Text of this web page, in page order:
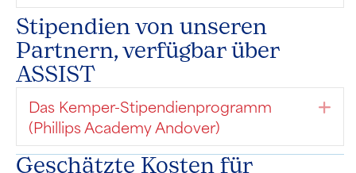
Stipendien von unseren
Partnern, verfügbar über
ASSIST
Das Kemper-Stipendienprogramm
(Phillips Academy Andover)
Geschätzte Kosten für